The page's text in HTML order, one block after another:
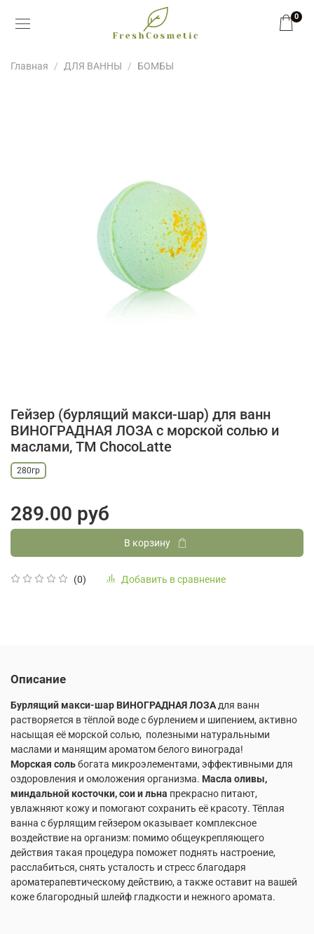
0
Главная ДЛЯ ВАННЫ БОМБЫ
Гейзер (бурлящий макси-шар) для ванн
ВИНОГРАДНАЯ ЛОЗА с морской солью и
маслами, ТМ ChocoLatte
(0) Добавить в сравнение
280гр
289.00 руб
В корзину
Описание
Бурлящий макси-шар ВИНОГРАДНАЯ ЛОЗА для ванн
растворяется в тёплой воде с бурлением и шипением, активно
насыщая её морской солью, полезными натуральными
маслами и манящим ароматом белого винограда!
Морская сольбогата микроэлементами, эффективными для
оздоровления и омоложения организма. Масла оливы,
миндальной косточки, сои и льна прекрасно питают,
увлажняют кожу и помогают сохранить её красоту. Тёплая
ванна с бурлящим гейзером оказывает комплексное
воздействие на организм: помимо общеукрепляющего
действия такая процедура поможет поднять настроение,
расслабиться, снять усталость и стресс благодаря
ароматерапевтическому действию, а также оставит на вашей
коже благородный шлейф гладкости и нежного аромата.